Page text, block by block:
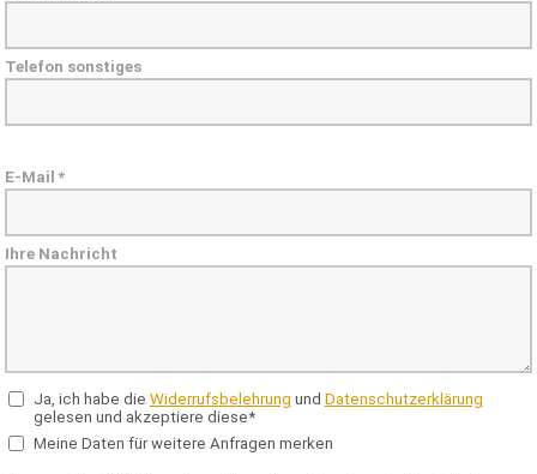
Telefon sonstiges
E-Mail *
Ihre Nachricht
Ja, ich habe die Widerrufsbelehrung und Datenschutzerklärung
gelesen und akzeptiere diese*
Meine Daten für weitere Anfragen merken